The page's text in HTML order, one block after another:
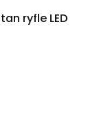
ryfle LED